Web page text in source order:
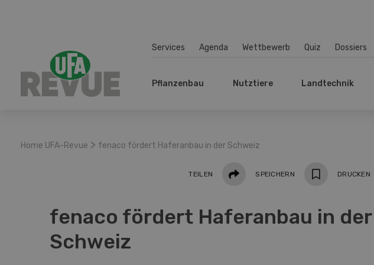
Services Agenda Wettbewerb Quiz Dossiers
Pflanzenbau Nutztiere Landtechnik
Home UFA-Revue > fenaco fördert Haferanbau in der Schweiz
TEILEN Teilen SPEICHERN DRUCKEN
fenaco fördert Haferanbau in der
Schweiz